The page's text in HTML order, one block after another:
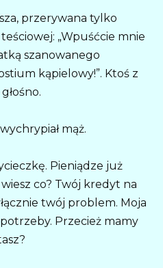
przerywana tylko
„Wpuśćcie mnie
szanowanego
kąpielowy!”. Ktoś z
mąż.
Pieniądze już
co? Twój kredyt na
twój problem. Moja
Przecież mamy